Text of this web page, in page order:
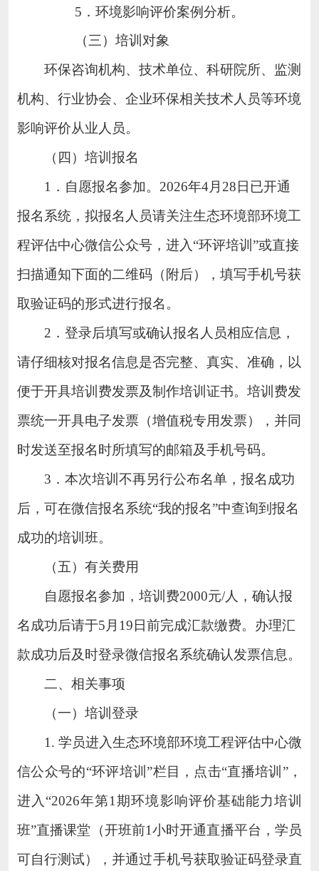
5．环境影响评价案例分析。
（三）培训对象
环保咨询机构、技术单位、科研院所、监测
机构、行业协会、企业环保相关技术人员等环境
影响评价从业人员。
（四）培训报名
1．自愿报名参加。2026年4月28日已开通
报名系统，拟报名人员请关注生态环境部环境工
程评估中心微信公众号，进入“环评培训”或直接
扫描通知下面的二维码（附后），填写手机号获
取验证码的形式进行报名。
2．登录后填写或确认报名人员相应信息，
请仔细核对报名信息是否完整、真实、准确，以
便于开具培训费发票及制作培训证书。培训费发
票统一开具电子发票（增值税专用发票），并同
时发送至报名时所填写的邮箱及手机号码。
3．本次培训不再另行公布名单，报名成功
后，可在微信报名系统“我的报名”中查询到报名
成功的培训班。
（五）有关费用
自愿报名参加，培训费2000元/人，确认报
名成功后请于5月19日前完成汇款缴费。办理汇
款成功后及时登录微信报名系统确认发票信息。
二、相关事项
（一）培训登录
1 .学员进入生态环境部环境工程评估中心微
信公众号的“环评培训”栏目，点击“直播培训”，
进入“2026年第1期环境影响评价基础能力培训
班”直播课堂（开班前1小时开通直播平台，学员
可自行测试），并通过手机号获取验证码登录直